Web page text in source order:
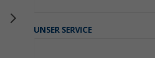
UNSER SERVICE
Berger Ivalo 2 Campingtisch